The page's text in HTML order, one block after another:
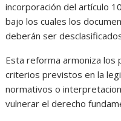
incorporación del artículo
bajo los cuales los
deberán ser
Esta reforma armoniza los
criterios previstos en la
normativos o
vulnerar el derecho